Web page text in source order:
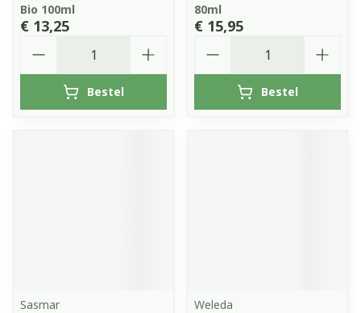
Bio 100ml
€ 13,25
Bestel
80ml
€ 15,95
Bestel
Sasmar
Weleda